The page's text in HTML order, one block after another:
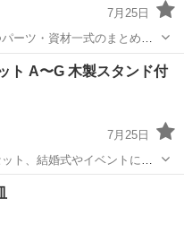
7月25日
ーツ・資材一式のまとめ売
整理のためまとめてお譲り
めたい方、ワークショップや
他
ト A〜G 木製スタンド付
7月25日
ト、結婚式やイベントに最
他